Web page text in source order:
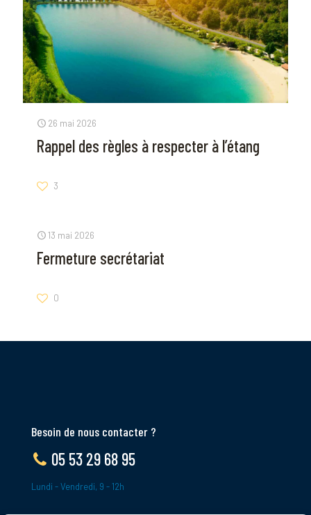
26 mai 2026
Rappel des règles à respecter à l’étang
3
13 mai 2026
Fermeture secrétariat
0
Besoin de nous contacter ?
05 53 29 68 95
Lundi - Vendredi, 9 - 12h